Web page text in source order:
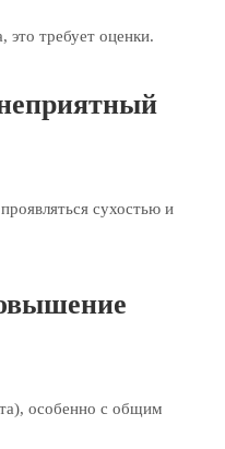
это требует оценки.
сухостью и
особенно с общим